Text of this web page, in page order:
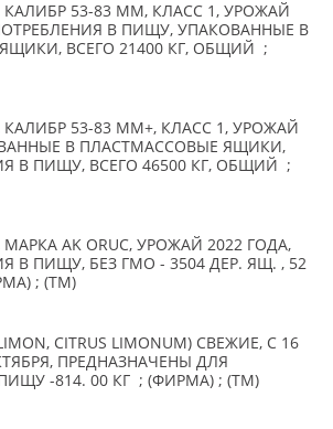
53-83 ММ, КЛАСС 1, УРОЖАЙ
В ПИЩУ, УПАКОВАННЫЕ В
ВСЕГО 21400 КГ, ОБЩИЙ ;
53-83 ММ+, КЛАСС 1, УРОЖАЙ
В ПЛАСТМАССОВЫЕ ЯЩИКИ,
В ПИЩУ, ВСЕГО 46500 КГ, ОБЩИЙ ;
AK ORUC, УРОЖАЙ 2022 ГОДА,
В ПИЩУ, БЕЗ ГМО - 3504 ДЕР. ЯЩ. , 52
; (TM)
CITRUS LIMONUM) СВЕЖИЕ, С 16
ПРЕДНАЗНАЧЕНЫ ДЛЯ
-814. 00 КГ ; (ФИРМА) ; (TM)